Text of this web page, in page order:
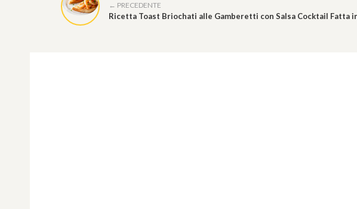
← PRECEDENTE
Ricetta Toast Briochati alle Gamberetti con Salsa Cocktail Fatta